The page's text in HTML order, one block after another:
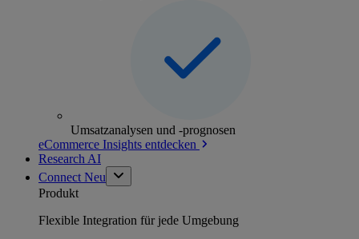
Umsatzanalysen und -prognosen
eCommerce Insights entdecken
Research AI
Connect Neu
Produkt
Flexible Integration für jede Umgebung